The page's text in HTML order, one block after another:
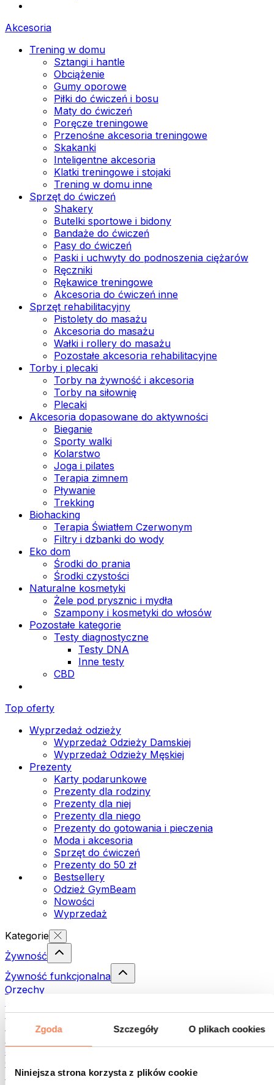
Zgoda Szczegóły O plikach cookies
Niniejsza strona korzysta z plików cookie
Akcesoria
Trening w domu
Sztangi i hantle
Obciążenie
Gumy oporowe
Piłki do ćwiczeń i bosu
Maty do ćwiczeń
Poręcze treningowe
Przenośne akcesoria treningowe
Skakanki
Inteligentne akcesoria
Klatki treningowe i stojaki
Trening w domu inne
Sprzęt do ćwiczeń
Shakery
Butelki sportowe i bidony
Bandaże do ćwiczeń
Pasy do ćwiczeń
Paski i uchwyty do podnoszenia ciężarów
Ręczniki
Rękawice treningowe
Akcesoria do ćwiczeń inne
Sprzęt rehabilitacyjny
Pistolety do masażu
Akcesoria do masażu
Wałki i rollery do masażu
Pozostałe akcesoria rehabilitacyjne
Torby i plecaki
Torby na żywność i akcesoria
Torby na siłownię
Plecaki
Akcesoria dopasowane do aktywności
Bieganie
Sporty walki
Kolarstwo
Joga i pilates
Terapia zimnem
Pływanie
Trekking
Biohacking
Terapia Światłem Czerwonym
Filtry i dzbanki do wody
Eko dom
Środki do prania
Środki czystości
Naturalne kosmetyki
Żele pod prysznic i mydła
Szampony i kosmetyki do włosów
Pozostałe kategorie
Testy diagnostyczne
Testy DNA
Inne testy
CBD
Top oferty
Wyprzedaż odzieży
Wyprzedaż Odzieży Damskiej
Wyprzedaż Odzieży Męskiej
Prezenty
Karty podarunkowe
Prezenty dla rodziny
Prezenty dla niej
Prezenty dla niego
Prezenty do gotowania i pieczenia
Moda i akcesoria
Sprzęt do ćwiczeń
Prezenty do 50 zł
Bestsellery
Odzież GymBeam
Nowości
Wyprzedaż
Kategorie
Żywność
Żywność funkcjonalna
Orzechy
Pasty i kremy do smarowania
Jajka
Chleb i pieczywo
Mięso